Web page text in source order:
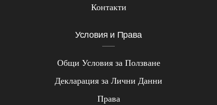
Контакти
Условия и Права
Общи Условия за Ползване
Декларация за Лични Данни
Права